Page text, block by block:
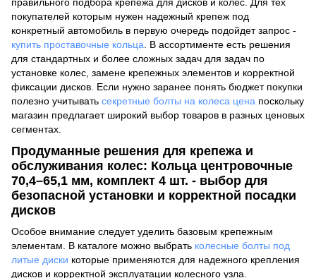
покупателей которым нужен надежный крепеж под
конкретный автомобиль в первую очередь подойдет запрос -
купить проставочные кольца . В ассортименте есть решения
для стандартных и более сложных задач для задач по
установке колес, замене крепежных элементов и корректной
фиксации дисков. Если нужно заранее понять бюджет покупки
полезно учитывать секретные болты на колеса цена поскольку
магазин предлагает широкий выбор товаров в разных ценовых
сегментах.
Продуманные решения для крепежа и
обслуживания колес: Кольца центровочные
70,4–65,1 мм, комплект 4 шт. - выбор для
безопасной установки и корректной посадки
дисков
Особое внимание следует уделить базовым крепежным
элементам. В каталоге можно выбрать колесные болты под
литые диски которые применяются для надежного крепления
дисков и корректной эксплуатации колесного узла.